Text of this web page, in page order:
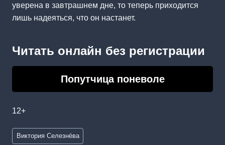
уверена в завтрашнем дне, то теперь приходится
лишь надеяться, что он настанет.
Читать онлайн без регистрации
Попутчица поневоле
12+
Метки
Виктория Селезнёва